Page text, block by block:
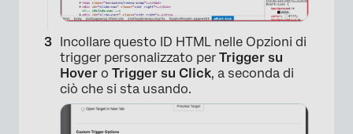
Incollare questo ID HTML nelle Opzioni di
trigger personalizzato per Trigger su
Hover o Trigger su Click, a seconda di
ciò che si sta usando.